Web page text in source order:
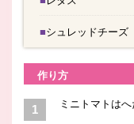
■シュレッドチーズ
作り方
ミニトマトはへ